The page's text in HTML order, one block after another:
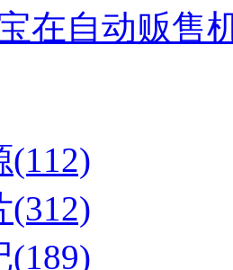
在自动贩售
(112)
(312)
(189)